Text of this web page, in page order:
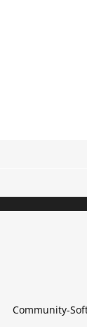
Community-